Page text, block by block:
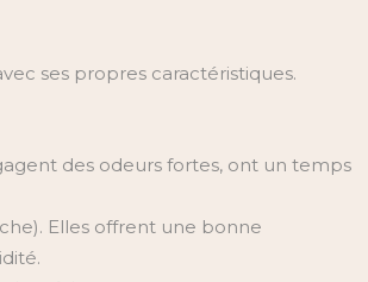
ses propres caractéristiques.
des odeurs fortes, ont un temps
Elles offrent une bonne